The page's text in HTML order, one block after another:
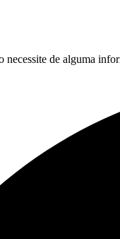
necessite de alguma